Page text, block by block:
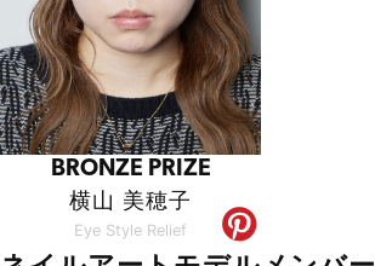
BRONZE PRIZE
横山 美穂子
Eye Style Relief